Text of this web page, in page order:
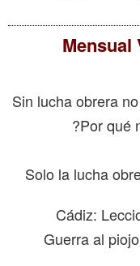
Mensual
Solo la lucha
Guerra al